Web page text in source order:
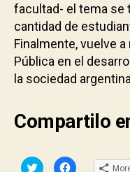
facultad- el tema se
cantidad de
Finalmente, vuelve
Pública en el
la sociedad
Compartilo
C
C